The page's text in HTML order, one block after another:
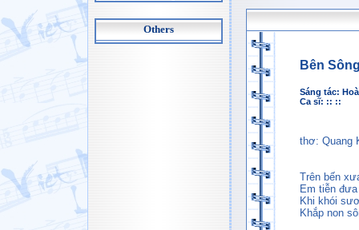
Others
Bên
Sáng tác:
Ca sĩ: :: ::
thơ: Quang
Trên bến
Em tiễn
Khi khói
Khắp non